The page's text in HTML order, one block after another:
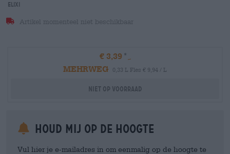
Elixi
Artikel momenteel niet beschikbaar
€ 3,39
MEHRWEG
0,33 L Fles € 9,94 / L
Niet op voorraad
Houd mij op de hoogte
Vul hier je e-mailadres in om eenmalig op de hoogte te